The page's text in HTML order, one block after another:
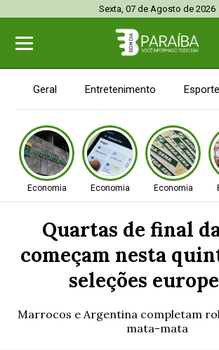
Sexta, 07 de Agosto de 2026
Geral Entretenimento Esporte
Economia Economia Economia
Quartas de final
começam nesta
seleções
Marrocos e Argentina completam
mata-mata